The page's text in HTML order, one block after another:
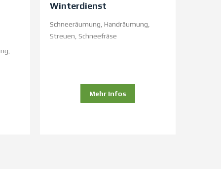
Winterdienst
Schneeräumung, Handräumung,
Streuen, Schneefräse
Mehr Infos